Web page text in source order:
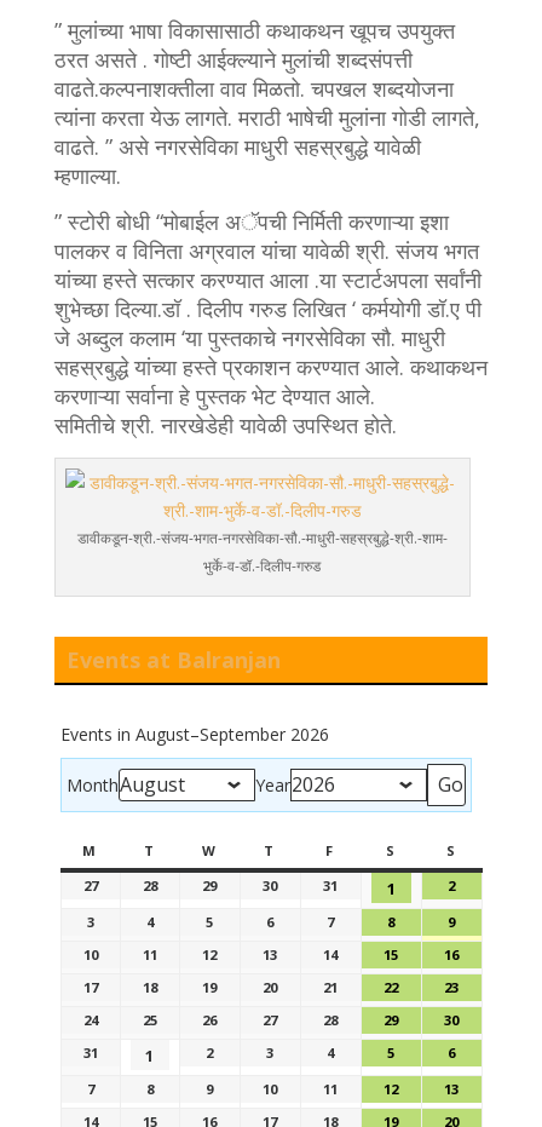
” मुलांच्या भाषा विकासासाठी कथाकथन खूपच उपयुक्त
ठरत असते . गोष्टी आईक्ल्याने मुलांची शब्दसंपत्ती
वाढते.कल्पनाशक्तीला वाव मिळतो. चपखल शब्दयोजना
त्यांना करता येऊ लागते. मराठी भाषेची मुलांना गोडी लागते,
वाढते. ” असे नगरसेविका माधुरी सहस्रबुद्धे यावेळी
म्हणाल्या.
” स्टोरी बोधी “मोबाईल अॅपची निर्मिती करणाऱ्या इशा
पालकर व विनिता अग्रवाल यांचा यावेळी श्री. संजय भगत
यांच्या हस्ते सत्कार करण्यात आला .या स्टार्टअपला सर्वांनी
शुभेच्छा दिल्या.डॉ . दिलीप गरुड लिखित ‘ कर्मयोगी डॉ.ए पी
जे अब्दुल कलाम ‘या पुस्तकाचे नगरसेविका सौ. माधुरी
सहस्रबुद्धे यांच्या हस्ते प्रकाशन करण्यात आले. कथाकथन
करणाऱ्या सर्वाना हे पुस्तक भेट देण्यात आले.
समितीचे श्री. नारखेडेही यावेळी उपस्थित होते.
डावीकडून-श्री.-संजय-भगत-नगरसेविका-सौ.-माधुरी-सहस्रबुद्धे-श्री.-शाम-
भुर्के-व-डॉ.-दिलीप-गरुड
Events at Balranjan
Events in August–September 2026
Month Year
M T W T F S
S
27
28 29 30 31 1
2
3
4 5 6 7 8
9
10
11 12 13 14 15
16
17
18 19 20 21 22
23
24
25 26 27 28 29
30
31
1 2 3 4 5
6
7
8 9 10 11 12
13
14
15 16 17 18 19 20